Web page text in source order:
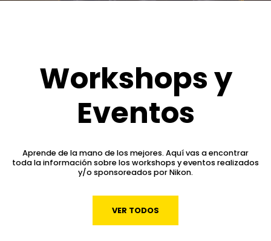
Workshops y
Eventos
Aprende de la mano de los mejores. Aquí vas a encontrar
toda la información sobre los workshops y eventos realizados
y/o sponsoreados por Nikon.
VER TODOS